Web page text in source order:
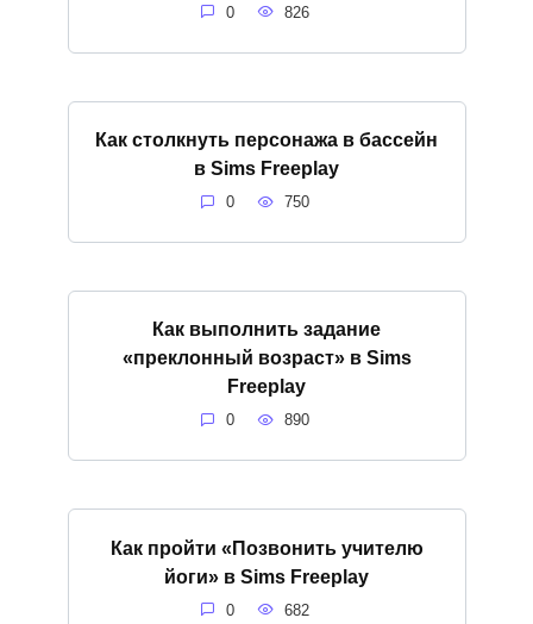
0 826
Как столкнуть персонажа в бассейн
в Sims Freeplay
0 750
Как выполнить задание
«преклонный возраст» в Sims
Freeplay
0 890
Как пройти «Позвонить учителю
йоги» в Sims Freeplay
0 682